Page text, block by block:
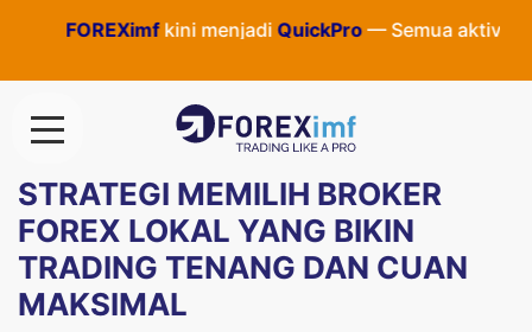
FOREXimfkini menjadiQuickPro— Semua aktivitas dan
STRATEGI MEMILIH BROKER
FOREX LOKAL YANG BIKIN
TRADING TENANG DAN CUAN
MAKSIMAL